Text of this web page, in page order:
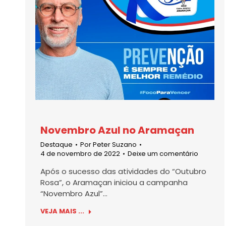
Novembro Azul no Aramaçan
Destaque PorPeter Suzano
4 de novembro de 2022
Deixe um comentário
Após o sucesso das atividades do “Outubro
Rosa”, o Aramaçan iniciou a campanha
“Novembro Azul”…
VEJA MAIS ...